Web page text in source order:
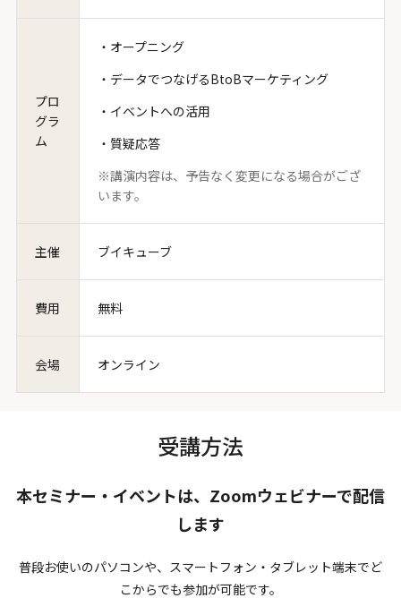
プロ
グラ
ム
・オープニング
・データでつなげるBtoBマーケティング
・イベントへの活用
・質疑応答
※講演内容は、予告なく変更になる場合がござ
います。
主催 ブイキューブ
費用 無料
会場 オンライン
受講方法
本セミナー・イベントは、Zoomウェビナーで配信
します
普段お使いのパソコンや、スマートフォン・タブレット端末でど
こからでも参加が可能です。